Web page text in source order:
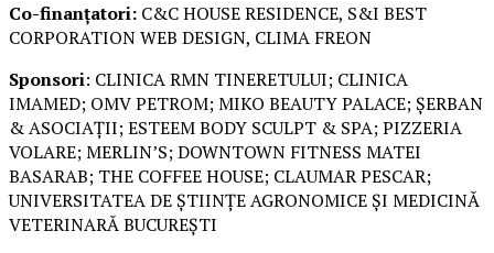
Co-finanțatori: C&C HOUSE RESIDENCE, S&I BEST
CORPORATION WEB DESIGN, CLIMA FREON
Sponsori: CLINICA RMN TINERETULUI; CLINICA
IMAMED; OMV PETROM; MIKO BEAUTY PALACE; ȘERBAN
& ASOCIAȚII; ESTEEM BODY SCULPT & SPA; PIZZERIA
VOLARE; MERLIN’S; DOWNTOWN FITNESS MATEI
BASARAB; THE COFFEE HOUSE; CLAUMAR PESCAR;
UNIVERSITATEA DE ȘTIINȚE AGRONOMICE ȘI MEDICINĂ
VETERINARĂ BUCUREȘTI